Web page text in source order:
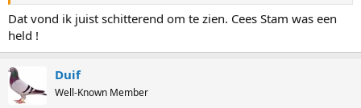
Dat vond ik juist schitterend om te zien. Cees Stam was een
held !
Duif
Well-Known Member